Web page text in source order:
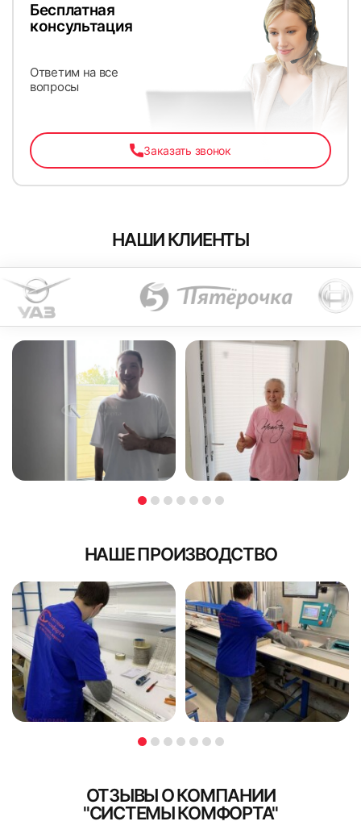
Бесплатная
консультация
Ответим на все
вопросы
Заказать звонок
НАШИ КЛИЕНТЫ
НАШЕ ПРОИЗВОДСТВО
ОТЗЫВЫ О КОМПАНИИ
"СИСТЕМЫ КОМФОРТА"